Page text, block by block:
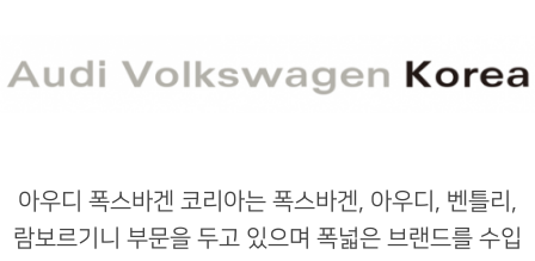
아우디 폭스바겐 코리아는 폭스바겐, 아우디, 벤틀리,
람보르기니 부문을 두고 있으며 폭넓은 브랜드를 수입